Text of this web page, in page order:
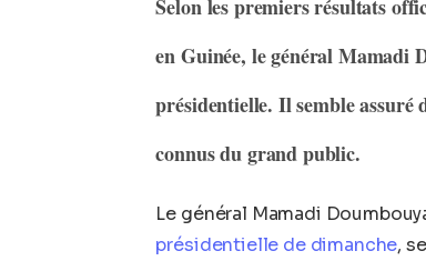
Selon les premiers résultats
en Guinée, le général Mamadi
présidentielle. Il semble assuré
connus du grand public.
Le général Mamadi
présidentielle de dimanche,